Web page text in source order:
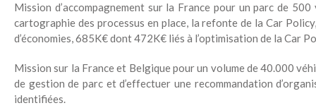
Mission d’accompagnement sur la France pour un parc de
cartographie des processus en place, la refonte de la Car
d’économies, 685K€ dont 472K€ liés à l’optimisation de la Car
Mission sur la France et Belgique pour un volume de 40.000
de gestion de parc et d’effectuer une recommandation
identifiées.